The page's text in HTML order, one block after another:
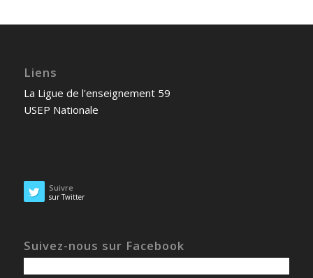
Liens
La Ligue de l'enseignement 59
USEP Nationale
Suivre
sur Twitter
Suivez-nous sur Facebook